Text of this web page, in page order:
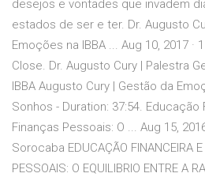
desejos e vontades que invadem
estados de ser e ter. Dr. Augusto
Emoções na IBBA ... Aug 10, 2017
Close. Dr. Augusto Cury | Palestra
IBBA Augusto Cury | Gestão da
Sonhos - Duration: 37:54.
Finanças Pessoais: O ... Aug 15,
Sorocaba EDUCAÇÃO FINANCEIRA
PESSOAIS: O EQUILIBRIO ENTRE A